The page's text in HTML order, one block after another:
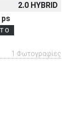
2.0 HYBRID
ps
1 Φωτογραφίες